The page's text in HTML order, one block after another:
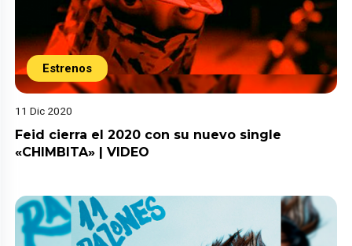
Estrenos
11 Dic 2020
Feid cierra el 2020 con su nuevo single
«CHIMBITA» | VIDEO